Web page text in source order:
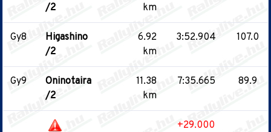
/2
km
Gy8
Higashino
/2
6.92
km
3:52.904 107.0
Gy9
Oninotaira
/2
11.38
km
7:35.665 89.9
+29.000